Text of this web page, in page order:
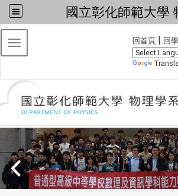
國立彰化師範大學
回首頁 | 回
Toggle navigation